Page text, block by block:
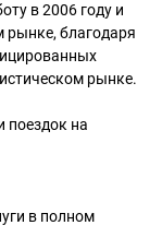
в 2006 году и
рынке, благодаря
рынке.
поездок на
в полном